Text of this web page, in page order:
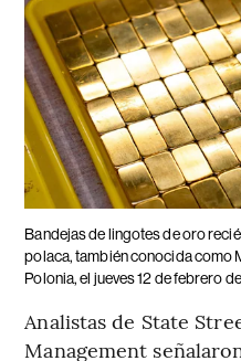
Bandejas de lingotes de oro
polaca, también conocida como
Polonia, el jueves 12 de febrero
Analistas de State
Management